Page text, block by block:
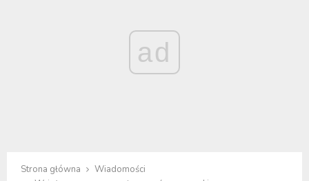
ad
Strona główna
Wiadomości